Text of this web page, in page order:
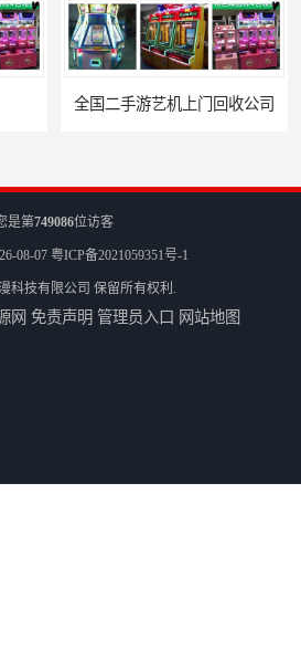
司 电玩城整场回收
是第749086位访客
08-07 粤ICP备2021059351号-1
科技有限公司 保留所有权利.
网 免责声明 管理员入口 网站地图